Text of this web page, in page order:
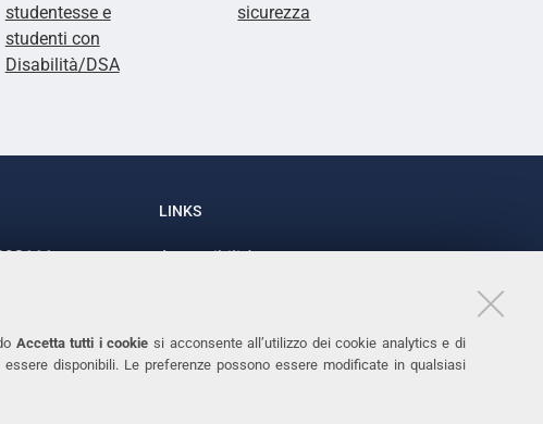
Accetta tutti i cookie si acconsente all’utilizzo dei cookie analytics e di
disponibili. Le preferenze possono essere modificate in qualsiasi
studentesse e
studenti con
Disabilità/DSA
sicurezza
LINKS
Accessibilità
Cookies